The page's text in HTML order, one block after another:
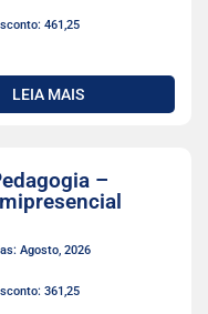
461,25
LEIA MAIS
–
Agosto, 2026
361,25